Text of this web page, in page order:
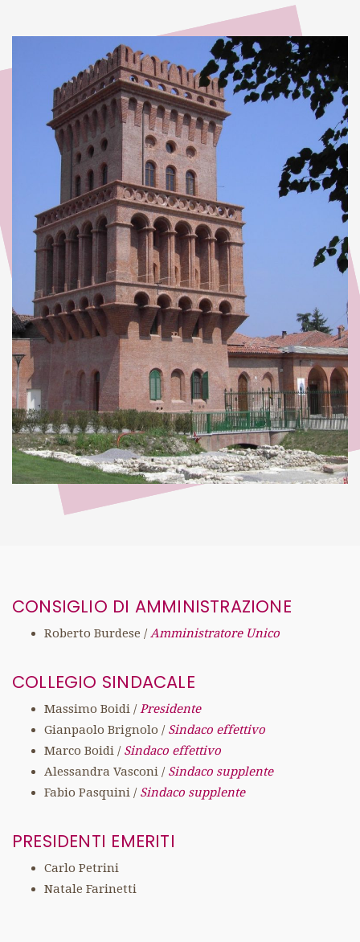
CONSIGLIO DI AMMINISTRAZIONE
Roberto Burdese /Amministratore Unico
COLLEGIO SINDACALE
Massimo Boidi /Presidente
Gianpaolo Brignolo / Sindaco effettivo
Marco Boidi / Sindaco effettivo
Alessandra Vasconi / Sindaco supplente
Fabio Pasquini / Sindaco supplente
PRESIDENTI EMERITI
Carlo Petrini
Natale Farinetti